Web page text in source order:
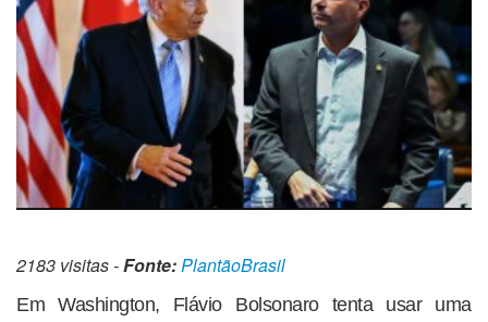
2183 visitas -Fonte:PlantãoBrasil
Em Washington, Flávio Bolsonaro tenta usar uma